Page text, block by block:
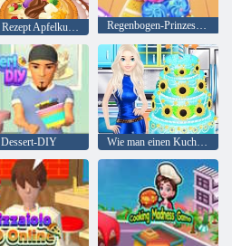
Regenbogen-Prinzessin-Kuchenmacher
Dessert-DIY Wie man einen Kuchen mit Eismotiv backt